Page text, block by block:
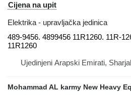
Cijena na upit
Elektrika - upravljačka jedinica
489-9456. 4899456 11R1260. 11R-
11R1260
Ujedinjeni Arapski Emirati,